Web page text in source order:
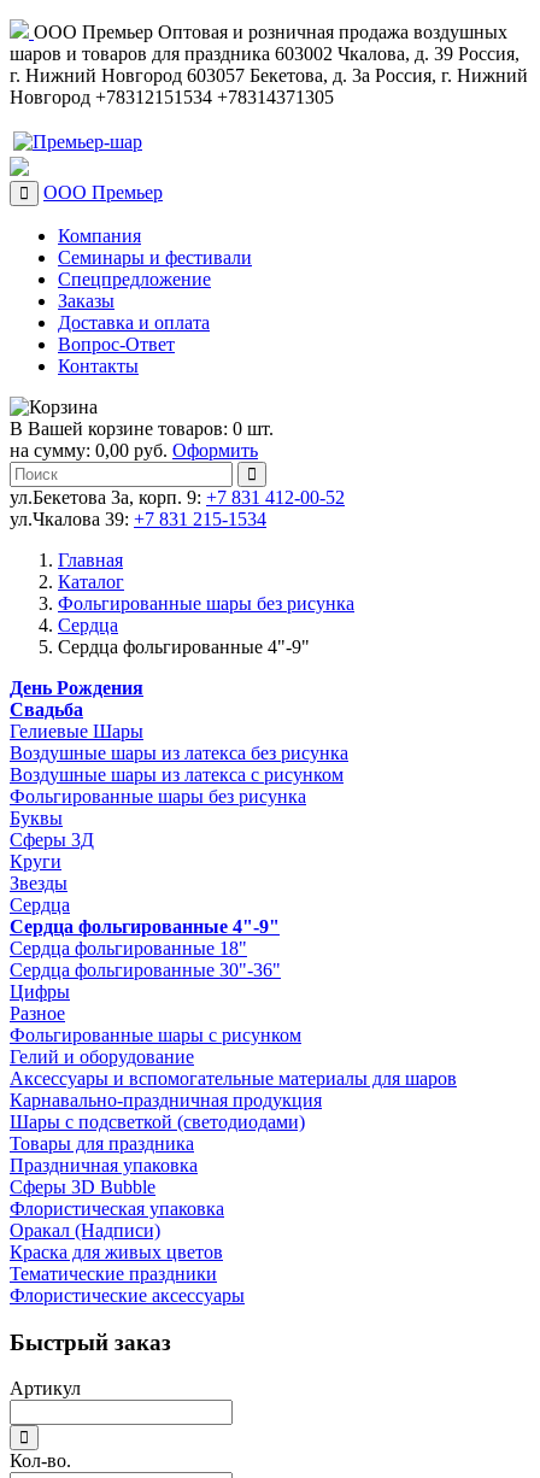
ООО Премьер Оптовая и розничная продажа воздушных
шаров и товаров для праздника 603002 Чкалова, д. 39 Россия,
г. Нижний Новгород 603057 Бекетова, д. 3а Россия, г. Нижний
Новгород +78312151534 +78314371305
ООО Премьер
Компания
Семинары и фестивали
Спецпредложение
Заказы
Доставка и оплата
Вопрос-Ответ
Контакты
В Вашей корзине товаров: 0 шт.
на сумму: 0,00 руб. Оформить
ул.Бекетова 3а, корп. 9: +7 831 412-00-52
ул.Чкалова 39: +7 831 215-1534
Главная
Каталог
Фольгированные шары без рисунка
Сердца
Сердца фольгированные 4"-9"
День Рождения
Свадьба
Гелиевые Шары
Воздушные шары из латекса без рисунка
Воздушные шары из латекса с рисунком
Фольгированные шары без рисунка
Буквы
Сферы 3Д
Круги
Звезды
Сердца
Сердца фольгированные 4"-9"
Сердца фольгированные 18"
Сердца фольгированные 30"-36"
Цифры
Разное
Фольгированные шары с рисунком
Гелий и оборудование
Аксессуары и вспомогательные материалы для шаров
Карнавально-праздничная продукция
Шары с подсветкой (светодиодами)
Товары для праздника
Праздничная упаковка
Сферы 3D Bubble
Флористическая упаковка
Оракал (Надписи)
Краска для живых цветов
Тематические праздники
Флористические аксессуары
Быстрый заказ
Артикул
Кол-во.